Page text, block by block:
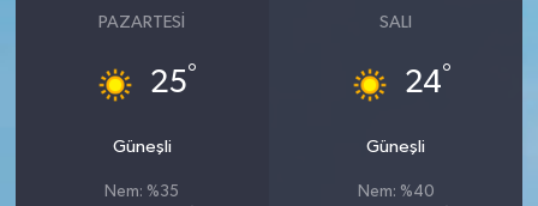
PAZARTESI
25°
Güneşli
Nem: %35
SALI
24°
Güneşli
Nem: %40